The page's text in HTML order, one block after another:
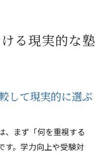
る現実的な塾
して現実的に選ぶ
、まず「何を重視する
す。学力向上や受験対